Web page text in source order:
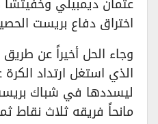
اختراق دفاع بريست
وجاء الحل أخيراً عن طريق
الذي استغل ارتداد
مانحاً فريقه ثلاث نقاط